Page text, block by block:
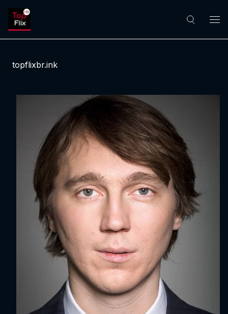
topflixbr.ink